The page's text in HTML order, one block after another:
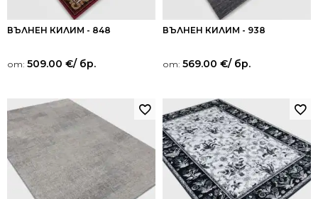
ВЪЛНЕН КИЛИМ - 848
от: 509.00 €/ бр.
ВЪЛНЕН КИЛИМ - 938
от: 569.00 €/ бр.